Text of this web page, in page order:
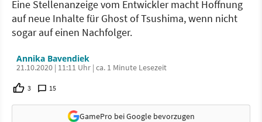
Eine Stellenanzeige vom Entwickler macht Hoffnung
auf neue Inhalte für Ghost of Tsushima, wenn nicht
sogar auf einen Nachfolger.
Annika Bavendiek
21.10.2020 | 11:11 Uhr | ca. 1 Minute Lesezeit
3 15
GamePro bei Google bevorzugen